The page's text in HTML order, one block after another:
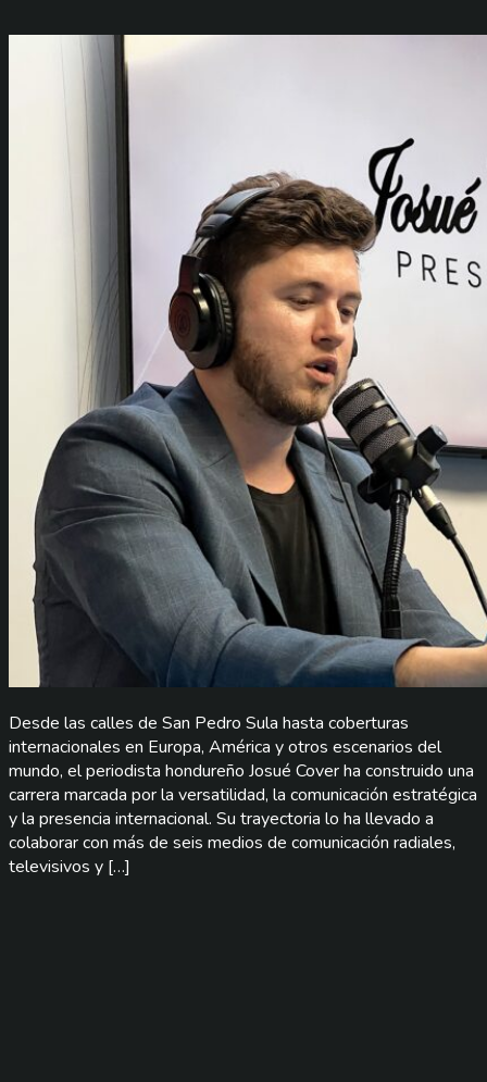
Desde las calles de San Pedro Sula hasta coberturas
internacionales en Europa, América y otros escenarios del
mundo, el periodista hondureño Josué Cover ha construido una
carrera marcada por la versatilidad, la comunicación estratégica
y la presencia internacional. Su trayectoria lo ha llevado a
colaborar con más de seis medios de comunicación radiales,
televisivos y […]